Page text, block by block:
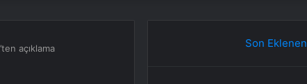
açıklama Son Eklenen